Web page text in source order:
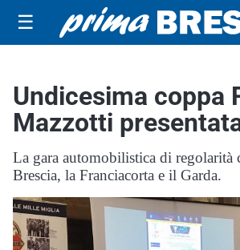
☰
Undicesima coppa
Mazzotti
La gara automobilistica di regolarità
Brescia, la Franciacorta e il Garda.